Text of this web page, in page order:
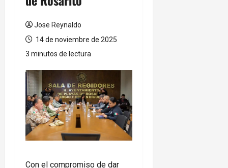
Jose Reynaldo
14 de noviembre de 2025
3 minutos de lectura
Con el compromiso de dar